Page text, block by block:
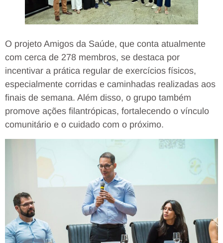
O projeto Amigos da Saúde, que conta atualmente
com cerca de 278 membros, se destaca por
incentivar a prática regular de exercícios físicos,
especialmente corridas e caminhadas realizadas aos
finais de semana. Além disso, o grupo também
promove ações filantrópicas, fortalecendo o vínculo
comunitário e o cuidado com o próximo.